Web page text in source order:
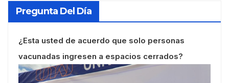
Pregunta Del Día
¿Esta usted de acuerdo que solo personas
vacunadas ingresen a espacios cerrados?